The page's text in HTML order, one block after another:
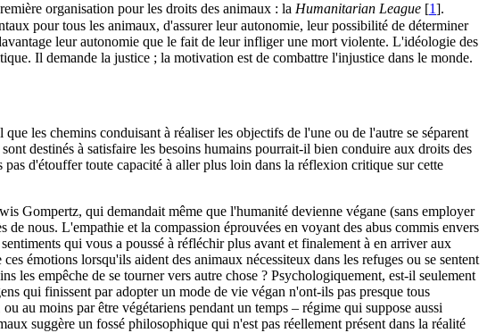
organisation pour les droits des animaux : la Humanitarian League [1].
pour tous les animaux, d'assurer leur autonomie, leur possibilité de déterminer
leur autonomie que le fait de leur infliger une mort violente. L'idéologie des
Il demande la justice ; la motivation est de combattre l'injustice dans le monde.
les chemins conduisant à réaliser les objectifs de l'une ou de l'autre se séparent
destinés à satisfaire les besoins humains pourrait-il bien conduire aux droits des
pas d'étouffer toute capacité à aller plus loin dans la réflexion critique sur cette
Gompertz, qui demandait même que l'humanité devienne végane (sans employer
nous. L'empathie et la compassion éprouvées en voyant des abus commis envers
qui vous a poussé à réfléchir plus avant et finalement à en arriver aux
émotions lorsqu'ils aident des animaux nécessiteux dans les refuges ou se sentent
les empêche de se tourner vers autre chose ? Psychologiquement, est-il seulement
qui finissent par adopter un mode de vie végan n'ont-ils pas presque tous
au moins par être végétariens pendant un temps – régime qui suppose aussi
suggère un fossé philosophique qui n'est pas réellement présent dans la réalité